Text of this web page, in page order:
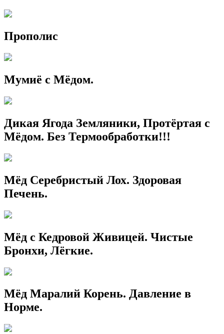
Прополис
Мумиё с Мёдом.
Дикая Ягода Земляники, Протёртая с
Мёдом. Без Термообработки!!!
Мёд Серебристый Лох. Здоровая
Печень.
Мёд с Кедровой Живицей. Чистые
Бронхи, Лёгкие.
Мёд Маралий Корень. Давление в
Норме.